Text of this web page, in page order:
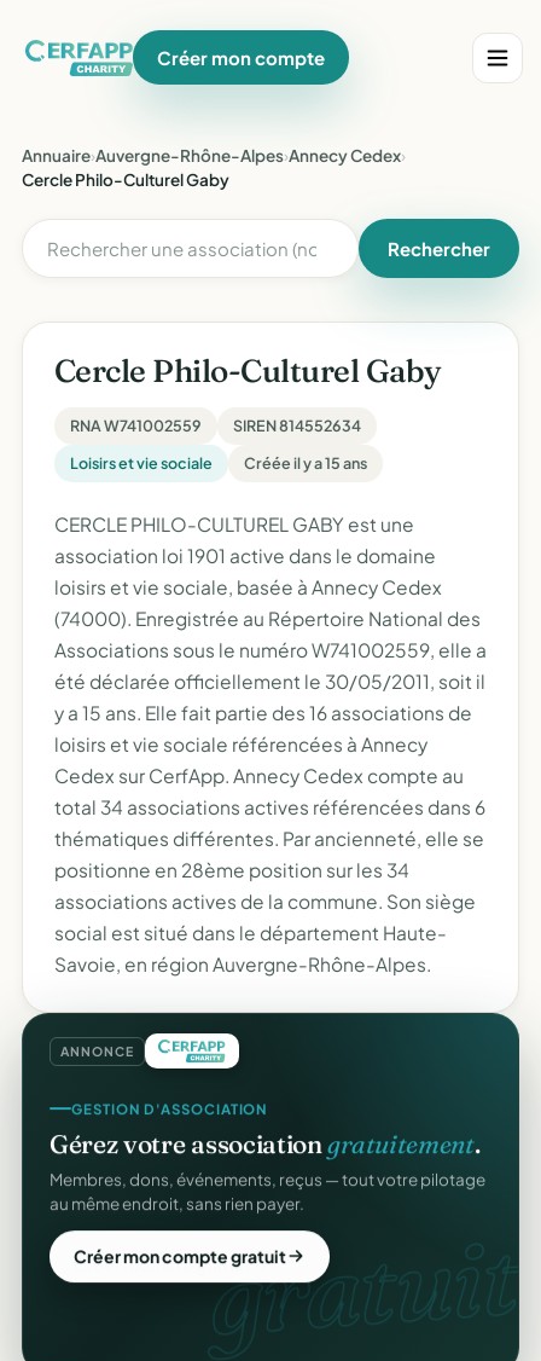
Créer mon compte
Annuaire›Auvergne-Rhône-Alpes›Annecy Cedex›
Cercle Philo-Culturel Gaby
Rechercher
Cercle Philo-Culturel Gaby
RNA W741002559
SIREN 814552634
Loisirs et vie sociale
Créée il y a 15 ans
CERCLE PHILO-CULTUREL GABY est une
association loi 1901 active dans le domaine
loisirs et vie sociale, basée à Annecy Cedex
(74000). Enregistrée au Répertoire National des
Associations sous le numéro W741002559, elle a
été déclarée officiellement le 30/05/2011, soit il
y a 15 ans. Elle fait partie des 16 associations de
loisirs et vie sociale référencées à Annecy
Cedex sur CerfApp. Annecy Cedex compte au
total 34 associations actives référencées dans 6
thématiques différentes. Par ancienneté, elle se
positionne en 28ème position sur les 34
associations actives de la commune. Son siège
social est situé dans le département Haute-
Savoie, en région Auvergne-Rhône-Alpes.
ANNONCE
gratuit.
GESTION D'ASSOCIATION
Gérez votre associationgratuitement.
Membres, dons, événements, reçus — tout votre pilotage
au même endroit, sans rien payer.
Créer mon compte gratuit